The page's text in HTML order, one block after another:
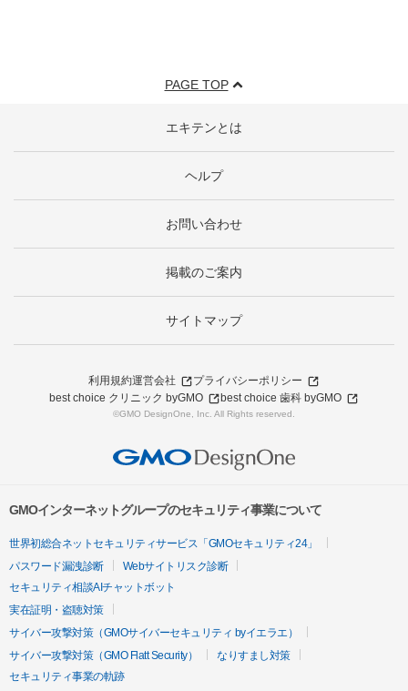
PAGE TOP
エキテンとは
ヘルプ
お問い合わせ
掲載のご案内
サイトマップ
利用規約運営会社
プライバシーポリシー
best choice クリニック byGMO
best choice 歯科 byGMO
©GMO DesignOne, Inc. All Rights reserved.
GMOインターネットグループのセキュリティ事業について
世界初総合ネットセキュリティサービス「GMOセキュリティ24」
パスワード漏洩診断
Webサイトリスク診断
セキュリティ相談AIチャットボット
実在証明・盗聴対策
サイバー攻撃対策（GMOサイバーセキュリティ byイエラエ）
サイバー攻撃対策（GMO Flatt Security）
なりすまし対策
セキュリティ事業の軌跡